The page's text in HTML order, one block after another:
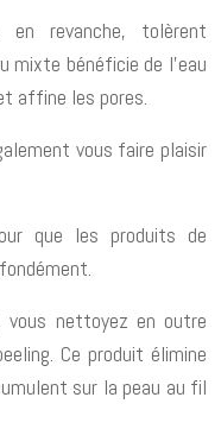
revanche, tolèrent
mixte bénéficie de l’eau
affine les pores.
vous faire plaisir
que les produits de
vous nettoyez en outre
Ce produit élimine
sur la peau au fil